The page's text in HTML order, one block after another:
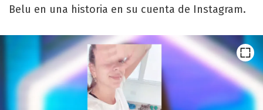
Belu en una historia en su cuenta de Instagram.